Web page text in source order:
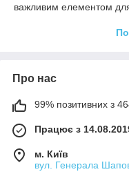
важливим елементом
дорогий. Ми зібрали
Критері
вибору
стільця
для
ударни
ка
Про нас
99% позитивних з
Працює з
м. Київ
вул. Генерала